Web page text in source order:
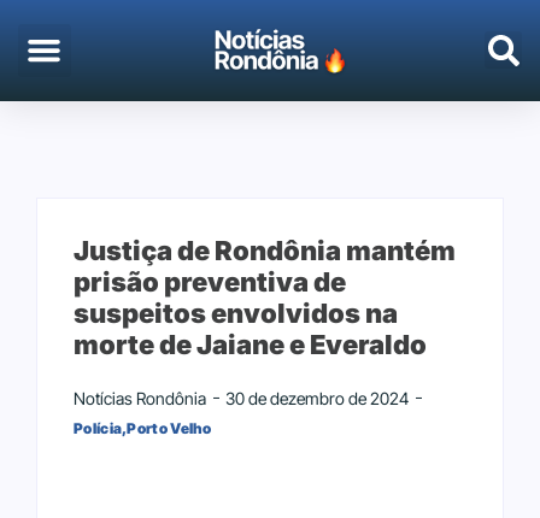
Justiça de Rondônia mantém
prisão preventiva de
suspeitos envolvidos na
morte de Jaiane e Everaldo
Notícias Rondônia 30 de dezembro de 2024
Polícia,Porto Velho